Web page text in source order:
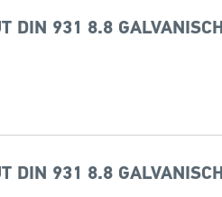
DIN 931 8.8
DIN 931 8.8